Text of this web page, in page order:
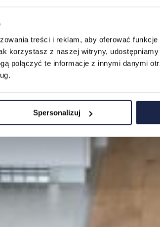
treści i reklam, aby oferować funkcje
korzystasz z naszej witryny,
połączyć te informacje z innymi danymi
Spersonalizuj